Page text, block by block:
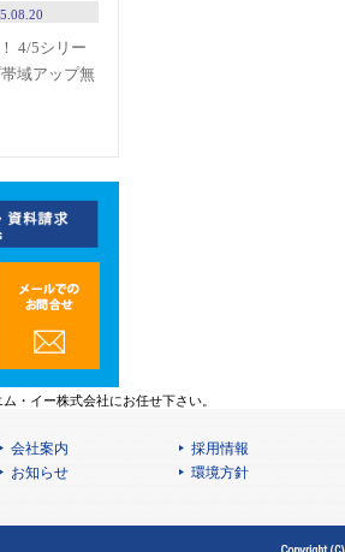
4/5シリー
域アップ無
・イー株式会社にお任せ下さい。
会社案内
採用情報
お知らせ
環境方針